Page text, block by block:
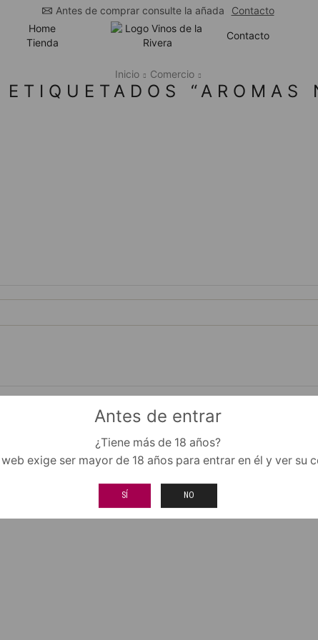
Antes de entrar
¿Tiene más de 18 años?
exige ser mayor de 18 años para entrar en él y ver su
SÍ NO
Antes de comprar consulte la añada
Contacto
Home
Tienda
Contacto
Inicio Comercio
ETIQUETADOS “AROMAS